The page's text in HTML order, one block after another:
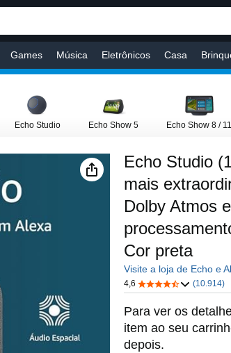
Games Música Eletrônicos Casa
Echo Studio Echo Show 5 Echo Show 8 / 11
Echo Studio
mais
Dolby Atmos
Cor preta
Visite a loja de Echo e
4,6 (10.914)
Para ver os
item ao seu
depois.